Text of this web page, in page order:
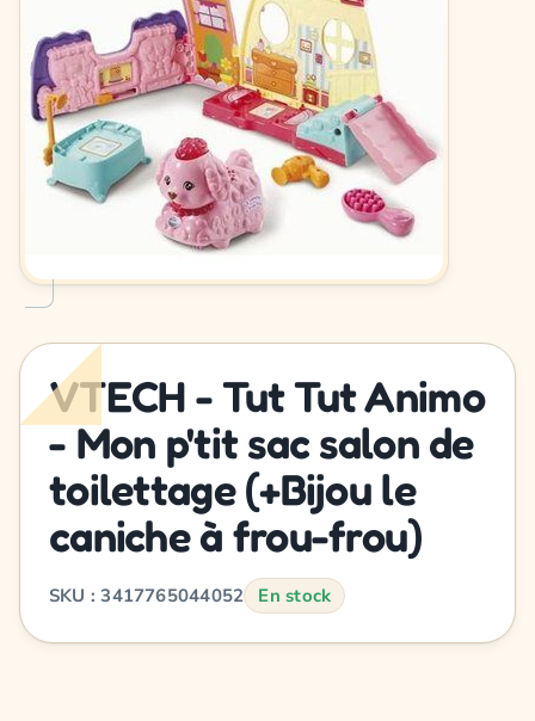
VTECH - Tut Tut Animo
- Mon p'tit sac salon de
toilettage (+Bijou le
caniche à frou-frou)
SKU : 3417765044052 En stock